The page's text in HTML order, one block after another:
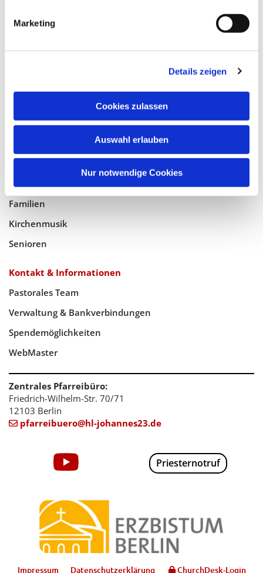
Marketing
Details zeigen
Cookies zulassen
Auswahl erlauben
Nur notwendige Cookies
Glaube
Bistumswallfahrt
Taufe, Kommunion & Trauung
Pfarreileben
Jugend
Familien
Kirchenmusik
Senioren
Kontakt & Informationen
Pastorales Team
Verwaltung & Bankverbindungen
Spendemöglichkeiten
WebMaster
Zentrales Pfarreibüro:
Friedrich-Wilhelm-Str. 70/71
12103 Berlin
 pfarreibuero@hl-johannes23.de
Priesternotruf
Impressum Datenschutzerklärung ChurchDesk-Login